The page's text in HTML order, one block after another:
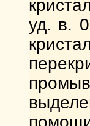
уд. в.